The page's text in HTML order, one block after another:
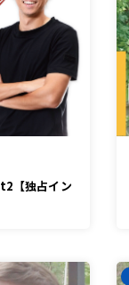
【独占イン